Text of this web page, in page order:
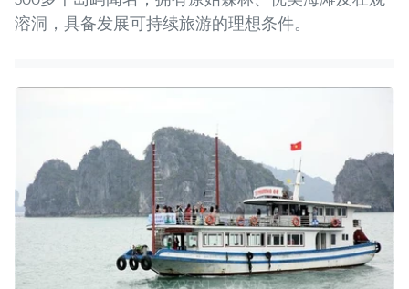
溶洞，具备发展可持续旅游的理想条件。